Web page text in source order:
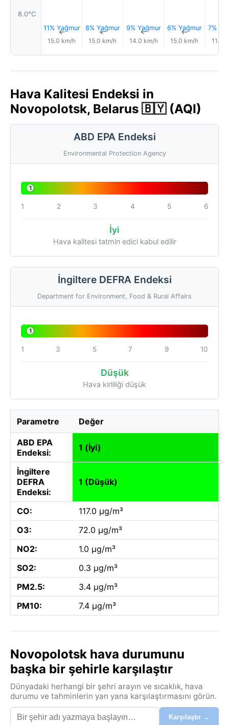
8.0°C
11% Yağmur
↑
15.0 km/h
8% Yağmur
↑
15.0 km/h
9% Yağmur
↑
14.0 km/h
6% Yağmur
↑
15.0 km/h
7%
11.0
Hava Kalitesi Endeksi in
Novopolotsk, Belarus 🇧🇾 (AQI)
ABD EPA Endeksi
Environmental Protection Agency
1
1 2 3 4 5 6
İyi
Hava kalitesi tatmin edici kabul edilir
İngiltere DEFRA Endeksi
Department for Environment, Food & Rural Affairs
1
1 3 5 7 9 10
Düşük
Hava kirliliği düşük
Parametre Değer
ABD EPA
Endeksi:
1 (İyi)
İngiltere
DEFRA
Endeksi:
1 (Düşük)
CO:
117.0 µg/m³
O3:
72.0 µg/m³
NO2:
1.0 µg/m³
SO2:
0.3 µg/m³
PM2.5:
3.4 µg/m³
PM10:
7.4 µg/m³
Novopolotsk hava durumunu
başka bir şehirle karşılaştır
Dünyadaki herhangi bir şehri arayın ve sıcaklık, hava
durumu ve tahminlerin yan yana karşılaştırmasını görün.
Karşılaştır →